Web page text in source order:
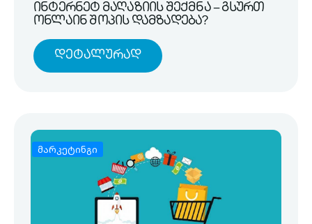
ინტერნეტ მაღაზიის შექმნა – გსურთ
ონლაინ შოპის დამზადება?
Დეტალურად
მარკეტინგი